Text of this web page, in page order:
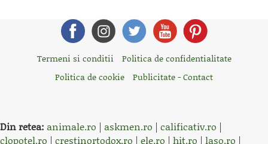
Termeni si conditii
Politica de confidentialitate
Politica de cookie
Publicitate - Contact
Din retea: animale.ro | askmen.ro | calificativ.ro |
clopotel.ro | crestinortodox.ro | ele.ro | hit.ro | laso.ro |